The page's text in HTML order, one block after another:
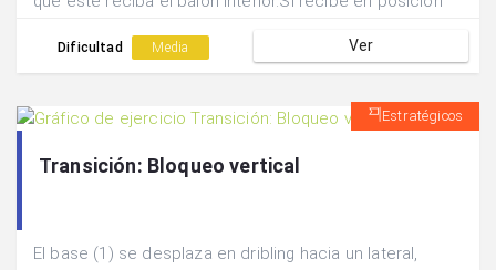
jugará un dentro-fuera para un tiro exterior.
Dificultad Media Ver
Estratégicos
Transición: Bloqueo vertical
El base (1) se desplaza en dribling hacia un lateral,